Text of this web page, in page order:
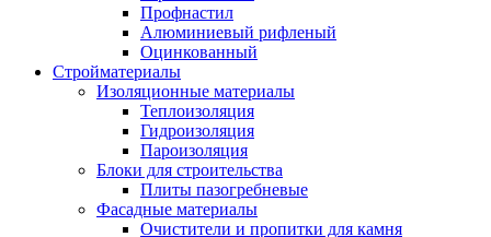
Профнастил
Алюминиевый рифленый
Оцинкованный
Стройматериалы
Изоляционные материалы
Теплоизоляция
Гидроизоляция
Пароизоляция
Блоки для строительства
Плиты пазогребневые
Фасадные материалы
Очистители и пропитки для камня